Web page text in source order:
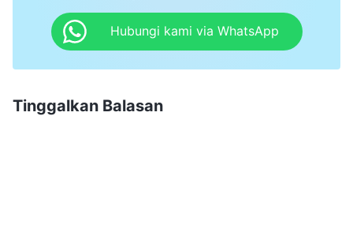
Hubungi kami via WhatsApp
Tinggalkan Balasan